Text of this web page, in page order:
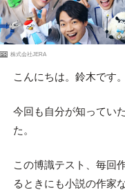
PR 株式会社JERA
こんにちは。鈴木です。
今回も自分が知ってい
た。
この博識テスト、毎回
るときにも小説の作家